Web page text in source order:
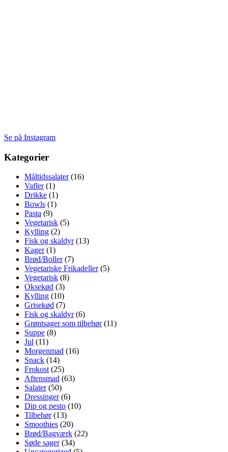
Se på Instagram
Kategorier
Måltidssalater(16)
Vafler(1)
Drikke (1)
Bowls (1)
Pasta (9)
Vegetarisk (5)
Kylling (2)
Fisk og skaldyr(13)
Kager(1)
Brød/Boller(7)
Vegetariske Frikadeller(5)
Vegetarisk (8)
Oksekød (3)
Kylling (10)
Grisekød (7)
Fisk og skaldyr(6)
Grøntsager som tilbehør(11)
Suppe (8)
Jul (11)
Morgenmad (16)
Snack (14)
Frokost(25)
Aftensmad (63)
Salater(50)
Dressinger(6)
Dip og pesto (10)
Tilbehør(13)
Smoothies (20)
Brød/Bagværk (22)
Søde sager(34)